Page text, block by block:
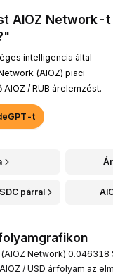
AIOZ Network-t
intelligencia által
(AIOZ) piaci
/ RUB árelemzést.
t
párral
(AIOZ Network)
/ USD árfolyam az